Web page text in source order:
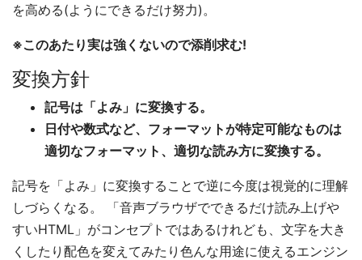
を高める(ようにできるだけ努力)。
※このあたり実は強くないので添削求む!
変換方針
記号は「よみ」に変換する。
日付や数式など、フォーマットが特定可能なものは
適切なフォーマット、適切な読み方に変換する。
記号を「よみ」に変換することで逆に今度は視覚的に理解
しづらくなる。 「音声ブラウザでできるだけ読み上げや
すいHTML」がコンセプトではあるけれども、文字を大き
くしたり配色を変えてみたり色んな用途に使えるエンジン